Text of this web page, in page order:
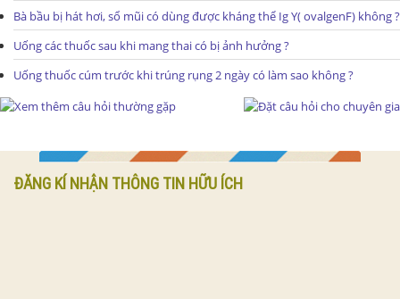
Bà bầu bị hát hơi, sổ mũi có dùng được kháng thể Ig Y( ovalgenF) không ?
Uống các thuốc sau khi mang thai có bị ảnh hưởng ?
Uống thuốc cúm trước khi trúng rụng 2 ngày có làm sao không ?
ĐĂNG KÍ NHẬN THÔNG TIN HỮU ÍCH